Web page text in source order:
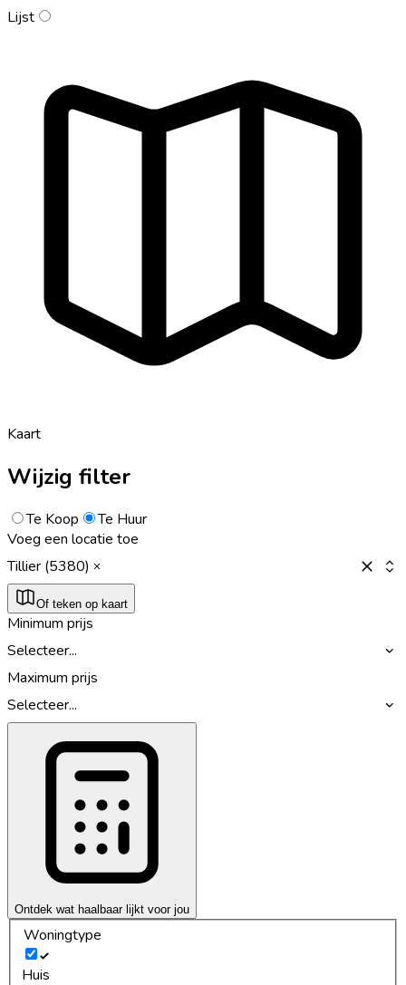
Lijst
Kaart
Wijzig filter
Te Koop
Te Huur
Voeg een locatie toe
Tillier (5380)
Of teken op kaart
Minimum prijs
Selecteer...
Maximum prijs
Selecteer...
Ontdek wat haalbaar lijkt voor jou
Woningtype
Huis